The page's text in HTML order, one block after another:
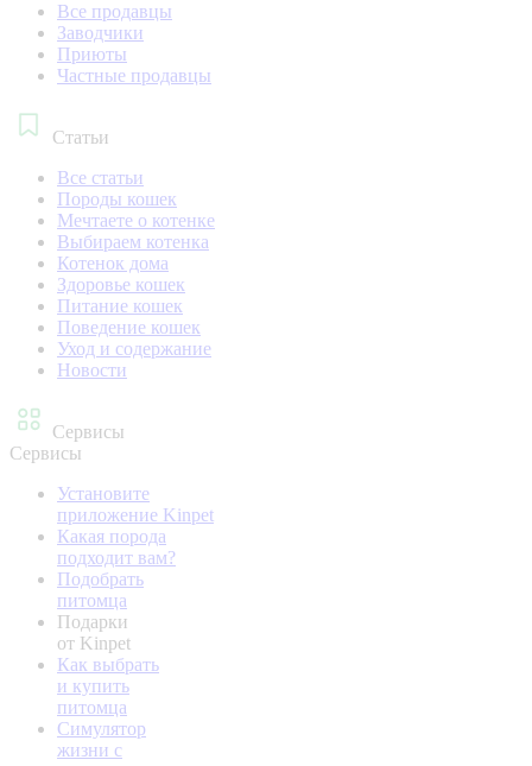
Все продавцы
Заводчики
Приюты
Частные продавцы
Статьи
Все статьи
Породы кошек
Мечтаете о котенке
Выбираем котенка
Котенок дома
Здоровье кошек
Питание кошек
Поведение кошек
Уход и содержание
Новости
Сервисы
Сервисы
Установите
приложение Kinpet
Какая порода
подходит вам?
Подобрать
питомца
Подарки
от Kinpet
Как выбрать
и купить
питомца
Симулятор
жизни с